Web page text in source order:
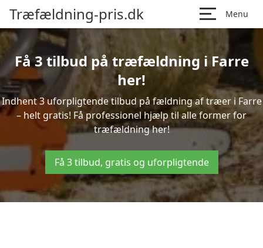
Træfældning-pris.dk Menu
Få 3 tilbud på træfældning i Farre
her!
Indhent 3 uforpligtende tilbud på fældning af træer i Farre
– helt gratis! Få professionel hjælp til alle former for
træfældning her!
Få 3 tilbud, gratis og uforpligtende